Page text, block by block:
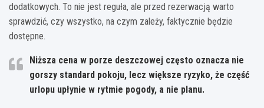
dodatkowych. To nie jest reguła, ale przed rezerwacją warto
sprawdzić, czy wszystko, na czym zależy, faktycznie będzie
dostępne.
Niższa cena w porze deszczowej często oznacza nie
gorszy standard pokoju, lecz większe ryzyko, że część
urlopu upłynie w rytmie pogody, a nie planu.